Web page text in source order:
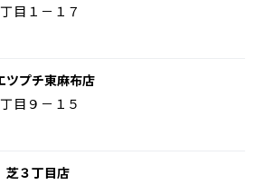
目１－１７
プチ東麻布店
目９－１５
３丁目店